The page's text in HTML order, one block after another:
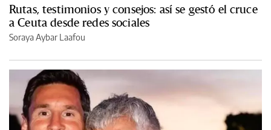
Rutas, testimonios y consejos: así se gestó el cruce
a Ceuta desde redes sociales
Soraya Aybar Laafou